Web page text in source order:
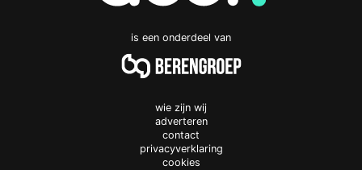
is een onderdeel van
wie zijn wij
adverteren
contact
privacyverklaring
cookies